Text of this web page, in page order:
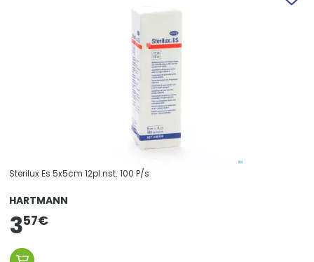
Sterilux Es 5x5cm 12pl.nst. 100 P/s
HARTMANN
357€